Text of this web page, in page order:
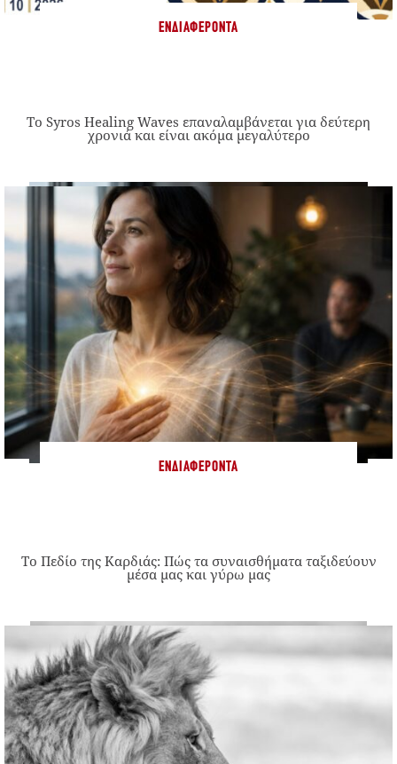
ΕΝΔΙΑΦΈΡΟΝΤΑ
Το Syros Healing Waves επαναλαμβάνεται για δεύτερη
χρονιά και είναι ακόμα μεγαλύτερο
ΕΝΔΙΑΦΈΡΟΝΤΑ
Το Πεδίο της Καρδιάς: Πώς τα συναισθήματα ταξιδεύουν
μέσα μας και γύρω μας